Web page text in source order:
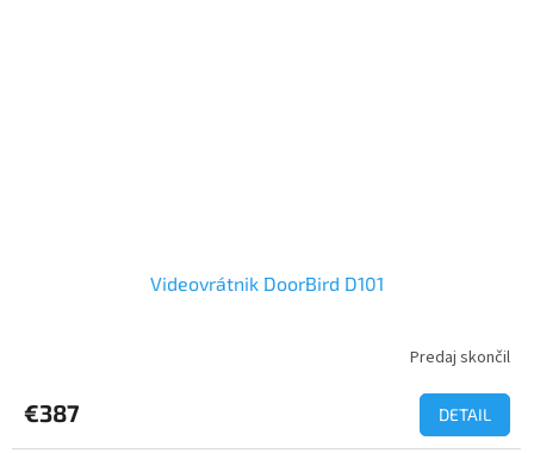
Videovrátnik DoorBird D101
Predaj skončil
€387 DETAIL